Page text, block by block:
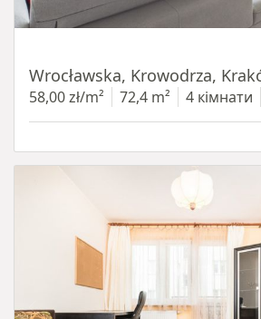
Wrocławska, Krowodrza,
58,00 zł/m² 72,4 m² 4 кімнати